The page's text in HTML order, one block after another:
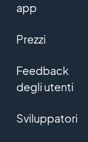
app
Prezzi
Feedback
degli utenti
Sviluppatori